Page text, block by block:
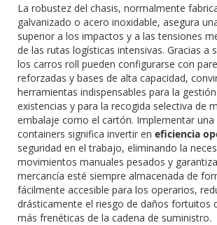
La robustez del chasis, normalmente
galvanizado o acero inoxidable, asegura
superior a los impactos y a las tensiones
de las rutas logísticas intensivas. Gracias a
los carros roll pueden configurarse con
reforzadas y bases de alta capacidad,
herramientas indispensables para la
existencias y para la recogida selectiva de
embalaje como el cartón. Implementar
containers significa invertir en eficiencia
seguridad en el trabajo, eliminando la
movimientos manuales pesados y
mercancía esté siempre almacenada de
fácilmente accesible para los operarios,
drásticamente el riesgo de daños fortuitos
más frenéticas de la cadena de suministro.